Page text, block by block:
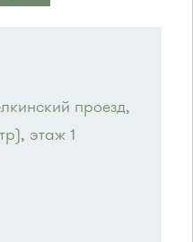
проезд,
этаж 1
31, 32.